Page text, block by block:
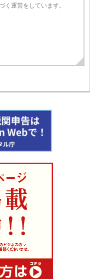
く運営をしています。